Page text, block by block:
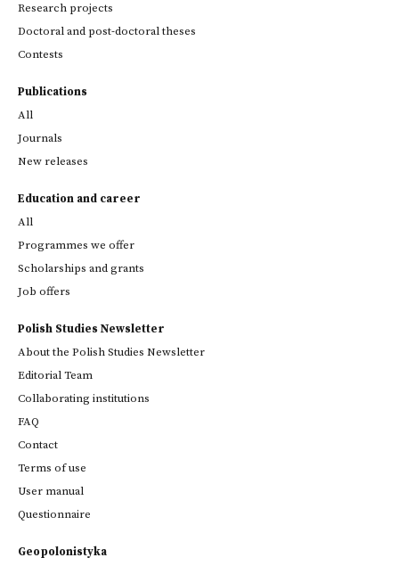
Research projects
Doctoral and post-doctoral theses
Contests
Publications
All
Journals
New releases
Education and career
All
Programmes we offer
Scholarships and grants
Job offers
Polish Studies Newsletter
About the Polish Studies Newsletter
Editorial Team
Collaborating institutions
FAQ
Contact
Terms of use
User manual
Questionnaire
Geopolonistyka